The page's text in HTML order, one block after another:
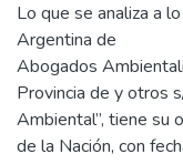
Lo que se analiza a
Argentina de
Abogados
Provincia de y otros
Ambiental”, tiene su
de la Nación, con